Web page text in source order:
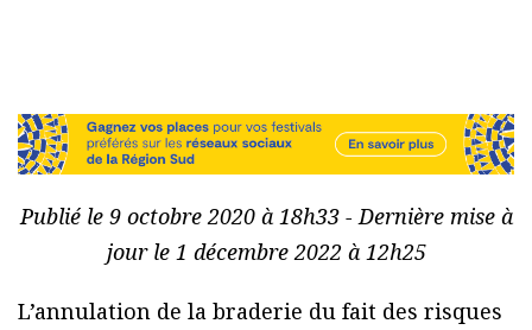
Publié le 9 octobre 2020 à 18h33 - Dernière mise à
jour le 1 décembre 2022 à 12h25
L’annulation de la braderie du fait des risques